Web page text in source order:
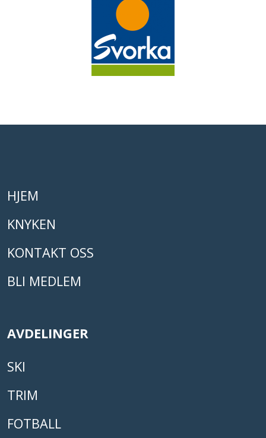
HJEM
KNYKEN
KONTAKT OSS
BLI MEDLEM
AVDELINGER
SKI
TRIM
FOTBALL